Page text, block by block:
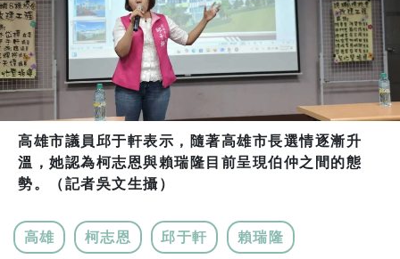
高雄市議員邱于軒表示，隨著高雄市長選情逐漸升
溫，她認為柯志恩與賴瑞隆目前呈現伯仲之間的態
勢。（記者吳文生攝）
高雄 柯志恩 邱于軒 賴瑞隆